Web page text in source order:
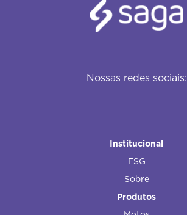
Nossas redes sociais:
Institucional
ESG
Sobre
Produtos